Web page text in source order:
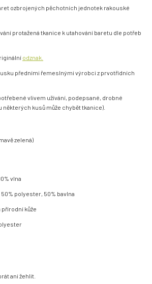
ozbrojených pěchotních jednotek rakouské
protažená tkanice k utahování baretu dle potřeb
odznak.
předními řemeslnými výrobci z prvotřídních
vlivem užívání, podepsané, drobné
některých kusů může chybět tkanice).
zelená)
vlna
polyester, 50% bavlna
kůže
ani žehlit.